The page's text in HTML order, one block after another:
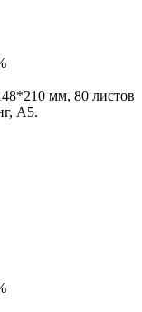
мм, 80 листов
А5.